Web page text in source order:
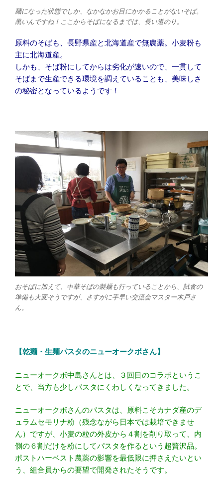
麺になった状態でしか、なかなかお目にかかることがないそば。
黒いんですね！ここからそばになるまでは、長い道のり。
原料のそばも、長野県産と北海道産で無農薬。小麦粉も
主に北海道産。
しかも、そば粉にしてからは劣化が速いので、一貫して
そばまで生産できる環境を調えていることも、美味しさ
の秘密となっているようです！
おそばに加えて、中華そばの製麺も行っていることから、試食の
準備も大変そうですが、さすがに手早い交流会マスター木戸さ
ん。
【乾麺・生麺パスタのニューオークボさん】
ニューオークボ中島さんとは、３回目のコラボというこ
とで、当方も少しパスタにくわしくなってきました。
ニューオークボさんのパスタは、原料こそカナダ産のデ
ュラムセモリナ粉（残念ながら日本では栽培できませ
ん）ですが、小麦の粒の外皮から４割を削り取って、内
側の６割だけを粉にしてパスタを作るという超贅沢品。
ポストハーベスト農薬の影響を最低限に押さえたいとい
う、組合員からの要望で開発されたそうです。